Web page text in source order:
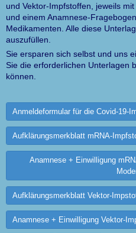
und Vektor-Impfstoffen, jeweils
und einem Anamnese-
Medikamenten. Alle diese
auszufüllen.
Sie ersparen sich selbst und uns
Sie die erforderlichen Unterlagen
können.
Anmeldeformular für die Covid-19-
Aufklärungsmerkblatt mRNA-
Anamnese + Einwilligung
Aufklärungsmerkblatt Vektor-
Anamnese + Einwilligung Vektor-